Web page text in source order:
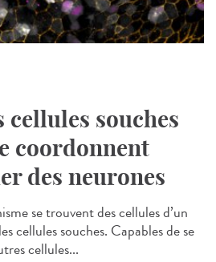
cellules souches
coordonnent
des neurones
se trouvent des cellules d’un
cellules souches. Capables de se
cellules...